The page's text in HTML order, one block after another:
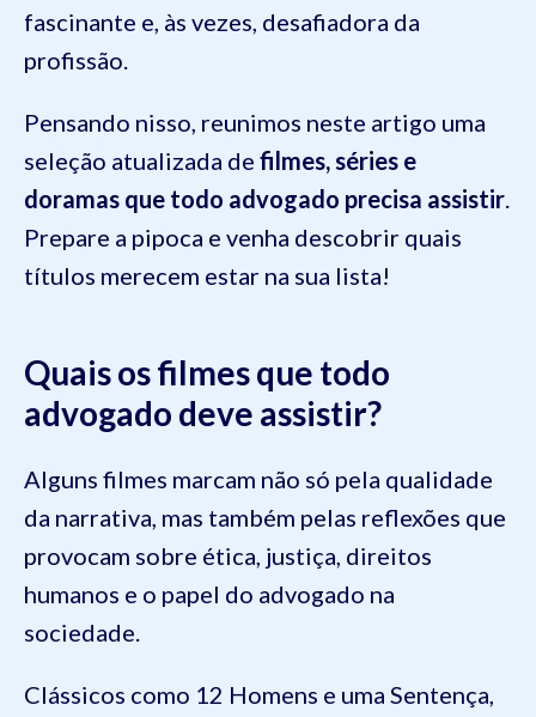
fascinante e, às vezes, desafiadora da
profissão.
Pensando nisso, reunimos neste artigo uma
seleção atualizada de filmes, séries e
doramas que todo advogado precisa assistir.
Prepare a pipoca e venha descobrir quais
títulos merecem estar na sua lista!
Quais os filmes que todo
advogado deve assistir?
Alguns filmes marcam não só pela qualidade
da narrativa, mas também pelas reflexões que
provocam sobre ética, justiça, direitos
humanos e o papel do advogado na
sociedade.
Clássicos como 12 Homens e uma Sentença,